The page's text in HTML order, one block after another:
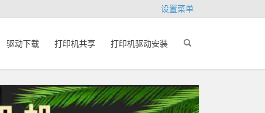
设置菜单
驱动下载 打印机共享 打印机驱动安装